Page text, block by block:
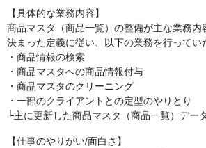
【具体的な業務内容】
商品マスタ（商品一覧）の整備が主な業務内
決まった定義に従い、以下の業務を行ってい
・商品情報の検索
・商品マスタへの商品情報付与
・商品マスタのクリーニング
・一部のクライアントとの定型のやりとり
└主に更新した商品マスタ（商品一覧）デー
【仕事のやりがい/面白さ】